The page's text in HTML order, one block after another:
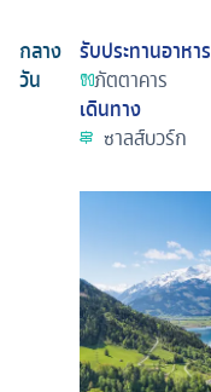
กลาง
วัน
รับประทานอาหาร
ภัตตาคาร
เดินทาง
ซาลส์บวร์ก